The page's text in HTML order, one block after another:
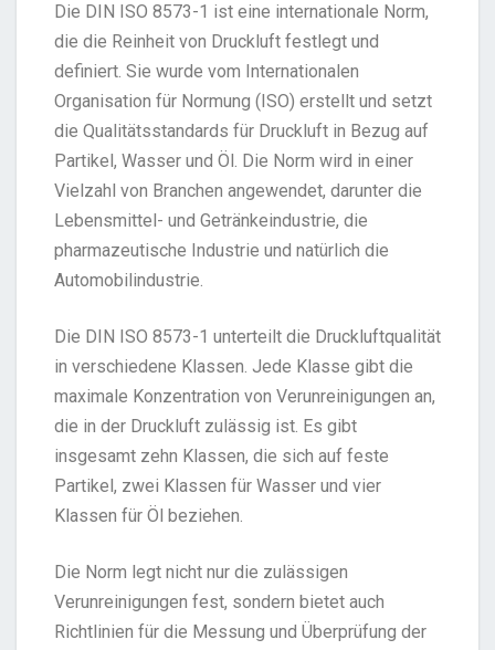
Die DIN ISO 8573-1 ist eine internationale Norm,
die die Reinheit von Druckluft festlegt und
definiert. Sie wurde vom Internationalen
Organisation für Normung (ISO) erstellt und setzt
die Qualitätsstandards für Druckluft in Bezug auf
Partikel, Wasser und Öl. Die Norm wird in einer
Vielzahl von Branchen angewendet, darunter die
Lebensmittel- und Getränkeindustrie, die
pharmazeutische Industrie und natürlich die
Automobilindustrie.
Die DIN ISO 8573-1 unterteilt die Druckluftqualität
in verschiedene Klassen. Jede Klasse gibt die
maximale Konzentration von Verunreinigungen an,
die in der Druckluft zulässig ist. Es gibt
insgesamt zehn Klassen, die sich auf feste
Partikel, zwei Klassen für Wasser und vier
Klassen für Öl beziehen.
Die Norm legt nicht nur die zulässigen
Verunreinigungen fest, sondern bietet auch
Richtlinien für die Messung und Überprüfung der